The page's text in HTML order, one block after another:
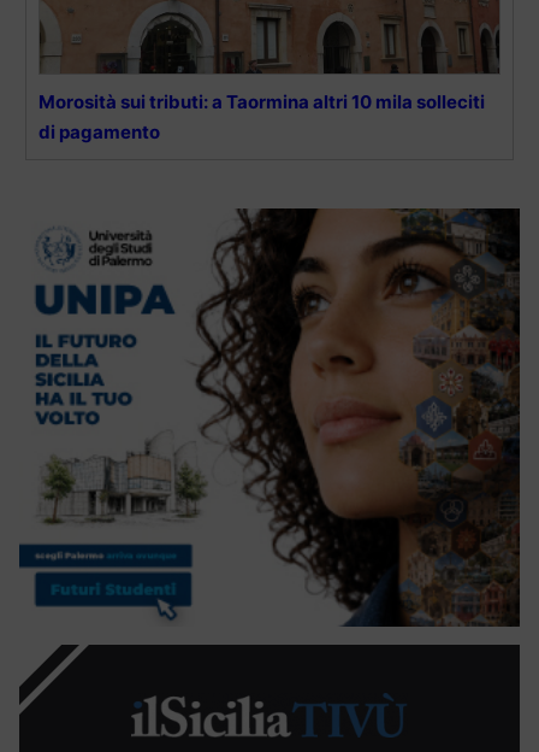
Morosità sui tributi: a Taormina altri 10 mila solleciti
di pagamento